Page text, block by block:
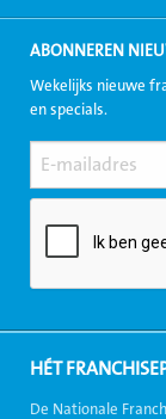
ABONNEREN
Wekelijks nieuwe
en specials.
HÉT
De Nationale